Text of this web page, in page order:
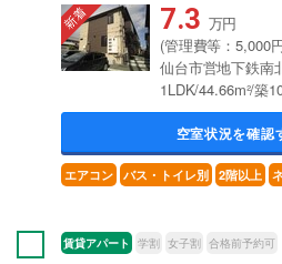
7.3 万円
(管理費等：5,000
仙台市営地下鉄南
1LDK/44.66m²/築
空室状況を確認
エアコン バス・トイレ別 2階以上
賃貸アパート 学割 女子割 合格前予約可